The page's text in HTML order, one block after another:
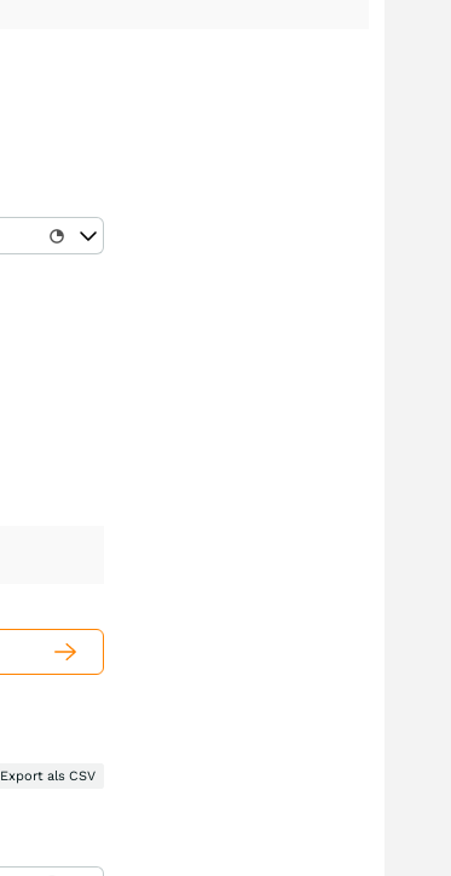
Export als CSV